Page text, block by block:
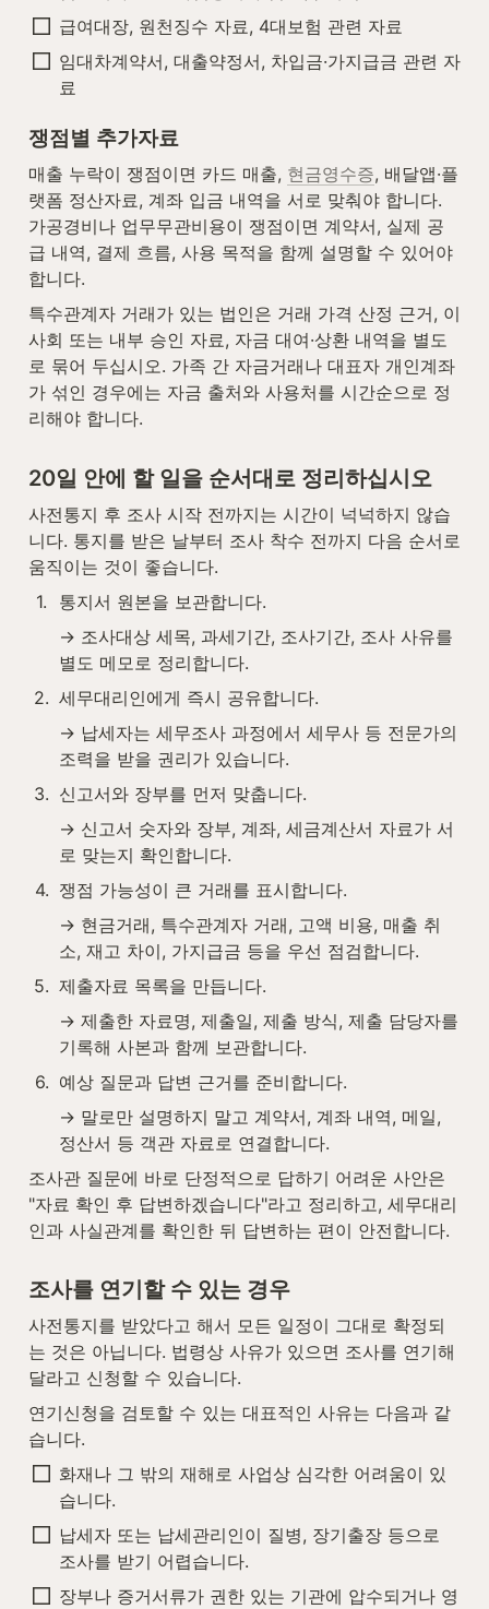
급여대장, 원천징수 자료, 4대보험 관련 자료
임대차계약서, 대출약정서, 차입금·가지급금 관련 자
료
쟁점별 추가자료
매출 누락이 쟁점이면 카드 매출, 현금영수증, 배달앱·플
랫폼 정산자료, 계좌 입금 내역을 서로 맞춰야 합니다.
가공경비나 업무무관비용이 쟁점이면 계약서, 실제 공
급 내역, 결제 흐름, 사용 목적을 함께 설명할 수 있어야
합니다.
특수관계자 거래가 있는 법인은 거래 가격 산정 근거, 이
사회 또는 내부 승인 자료, 자금 대여·상환 내역을 별도
로 묶어 두십시오. 가족 간 자금거래나 대표자 개인계좌
가 섞인 경우에는 자금 출처와 사용처를 시간순으로 정
리해야 합니다.
20일 안에 할 일을 순서대로 정리하십시오
사전통지 후 조사 시작 전까지는 시간이 넉넉하지 않습
니다. 통지를 받은 날부터 조사 착수 전까지 다음 순서로
움직이는 것이 좋습니다.
1.
통지서 원본을 보관합니다.
→ 조사대상 세목, 과세기간, 조사기간, 조사 사유를
별도 메모로 정리합니다.
2. 세무대리인에게 즉시 공유합니다.
→ 납세자는 세무조사 과정에서 세무사 등 전문가의
조력을 받을 권리가 있습니다.
3. 신고서와 장부를 먼저 맞춥니다.
→ 신고서 숫자와 장부, 계좌, 세금계산서 자료가 서
로 맞는지 확인합니다.
4. 쟁점 가능성이 큰 거래를 표시합니다.
→ 현금거래, 특수관계자 거래, 고액 비용, 매출 취
소, 재고 차이, 가지급금 등을 우선 점검합니다.
5. 제출자료 목록을 만듭니다.
→ 제출한 자료명, 제출일, 제출 방식, 제출 담당자를
기록해 사본과 함께 보관합니다.
6. 예상 질문과 답변 근거를 준비합니다.
→ 말로만 설명하지 말고 계약서, 계좌 내역, 메일,
정산서 등 객관 자료로 연결합니다.
조사관 질문에 바로 단정적으로 답하기 어려운 사안은
"자료 확인 후 답변하겠습니다"라고 정리하고, 세무대리
인과 사실관계를 확인한 뒤 답변하는 편이 안전합니다.
조사를 연기할 수 있는 경우
사전통지를 받았다고 해서 모든 일정이 그대로 확정되
는 것은 아닙니다. 법령상 사유가 있으면 조사를 연기해
달라고 신청할 수 있습니다.
연기신청을 검토할 수 있는 대표적인 사유는 다음과 같
습니다.
화재나 그 밖의 재해로 사업상 심각한 어려움이 있
습니다.
납세자 또는 납세관리인이 질병, 장기출장 등으로
조사를 받기 어렵습니다.
장부나 증거서류가 권한 있는 기관에 압수되거나 영